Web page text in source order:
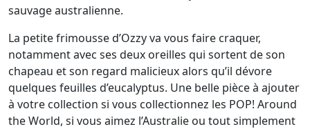
sauvage australienne.
La petite frimousse d’Ozzy va vous faire craquer,
notamment avec ses deux oreilles qui sortent de son
chapeau et son regard malicieux alors qu’il dévore
quelques feuilles d’eucalyptus. Une belle pièce à ajouter
à votre collection si vous collectionnez les POP! Around
the World, si vous aimez l’Australie ou tout simplement